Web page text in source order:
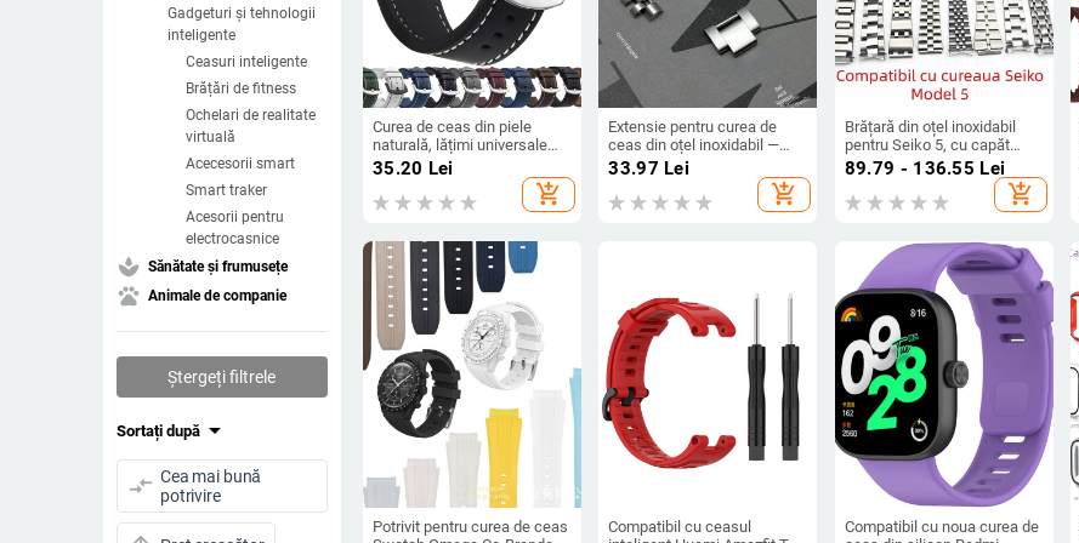
Gadgeturi și tehnologii
inteligente
Ceasuri inteligente
Brățări de fitness
Ochelari de realitate
virtuală
Acecesorii smart
Smart traker
Acesorii pentru
electrocasnice
spa Sănătate și frumusețe
pets Animale de companie
Ștergeți filtrele
Sortați după arrow_drop_down
compare_arrows Cea mai bună
potrivire
Curea de ceas din piele
naturală, lățimi universale
18–24 mm, unisex, cu
margini tăiate, cataramă
argintie sau neagră
35.20 Lei
add_shopping_cart
Extensie pentru curea de
ceas din oțel inoxidabil —
Time Chain Strap, compatibil
cu curea Rolex din oțel,
lansare vară 2025 (Brand:
Time Chain Strap; Material:
33.97 Lei
add_shopping_cart
Brățară din oțel inoxidabil
pentru Seiko 5, cu capăt
curbat, lățime 19–20 mm
89.79 - 136.55 Lei
add_shopping_cart
Potrivit pentru curea de ceas
Compatibil cu ceasul
Compatibil cu noua curea de